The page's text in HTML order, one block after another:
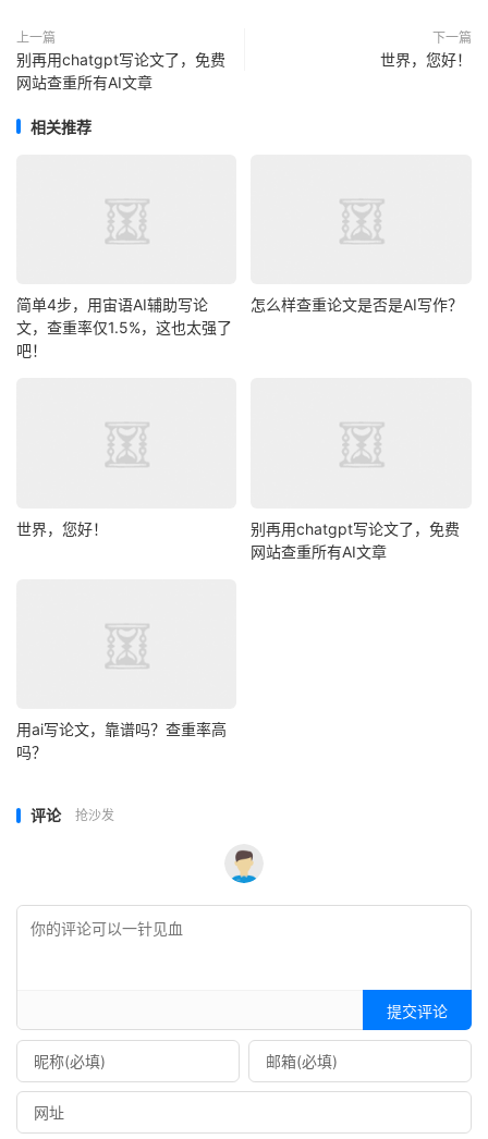
上一篇
别再用chatgpt写论文了，免费
网站查重所有AI文章
下一篇
世界，您好！
相关推荐
简单4步，用宙语AI辅助写论
文，查重率仅1.5%，这也太强了
吧！
怎么样查重论文是否是AI写作？
世界，您好！
别再用chatgpt写论文了，免费
网站查重所有AI文章
用ai写论文，靠谱吗？查重率高
吗？
评论 抢沙发
提交评论